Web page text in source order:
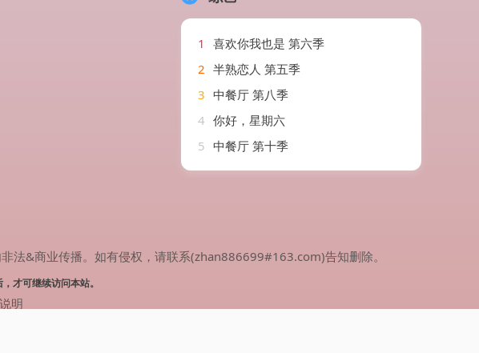
1
喜欢你我也是 第六季
2 半熟恋人 第五季
3 中餐厅 第八季
4 你好，星期六
5 中餐厅 第十季
法&商业传播。如有侵权，请联系(zhan886699#163.com)告知删除。
才可继续访问本站。
明